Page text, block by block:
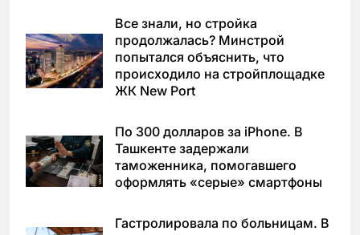
Все знали, но стройка
продолжалась? Минстрой
попытался объяснить, что
происходило на стройплощадке
ЖК New Port
По 300 долларов за iPhone. В
Ташкенте задержали
таможенника, помогавшего
оформлять «серые» смартфоны
Гастролировала по больницам. В